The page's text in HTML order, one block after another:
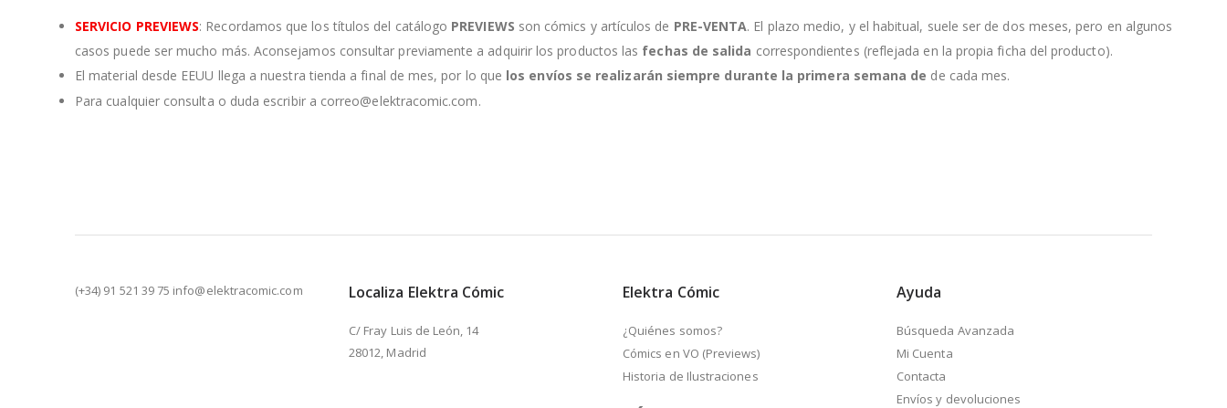
SERVICIO PREVIEWS: Recordamos que los títulos del catálogo PREVIEWS son cómics y artículos de PRE-VENTA. El plazo medio, y el habitual, suele ser de dos meses, pero en algunos
casos puede ser mucho más. Aconsejamos consultar previamente a adquirir los productos las fechas de salida correspondientes (reflejada en la propia ficha del producto).
El material desde EEUU llega a nuestra tienda a final de mes, por lo que los envíos se realizarán siempre durante la primera semana de de cada mes.
Para cualquier consulta o duda escribir a correo@elektracomic.com.
(+34) 91 521 39 75 info@elektracomic.com Localiza Elektra Cómic
C/ Fray Luis de León, 14
28012, Madrid
Elektra Cómic
¿Quiénes somos?
Cómics en VO (Previews)
Historia de Ilustraciones
Ayuda
Búsqueda Avanzada
Mi Cuenta
Contacta
Envíos y devoluciones